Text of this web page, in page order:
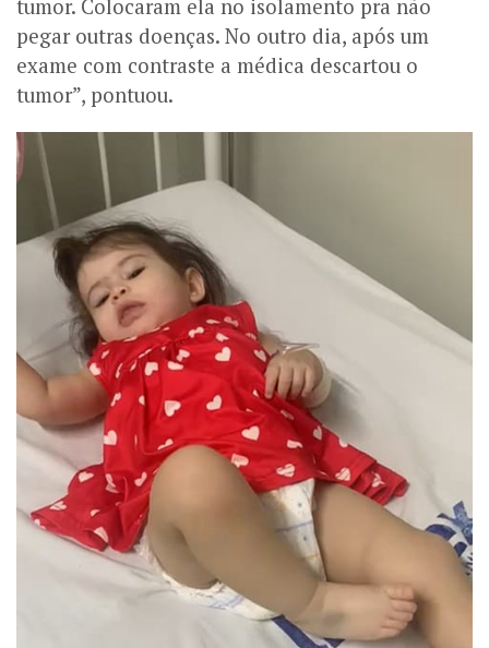
tumor. Colocaram ela no isolamento pra não
pegar outras doenças. No outro dia, após um
exame com contraste a médica descartou o
tumor”, pontuou.